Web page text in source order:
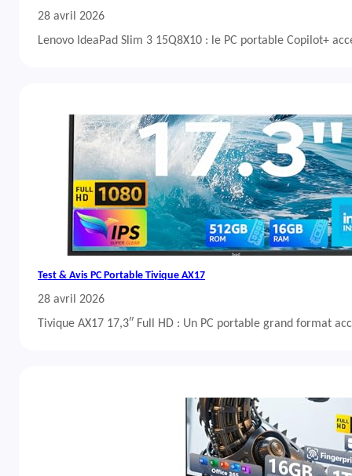
28 avril 2026
Lenovo IdeaPad Slim 3 15Q8X10 : le PC portable Copilot+
Test & Avis PC Portable Tivique AX17
28 avril 2026
Tivique AX17 17,3″ Full HD : Un PC portable grand format